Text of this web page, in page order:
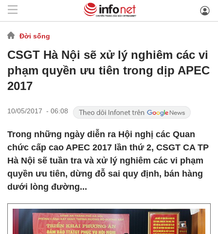
Đời sống
CSGT Hà Nội sẽ xử lý nghiêm các vi
phạm quyền ưu tiên trong dịp APEC
2017
10/05/2017 - 06:08
Trong những ngày diễn ra Hội nghị các Quan
chức cấp cao APEC 2017 lần thứ 2, CSGT CA TP
Hà Nội sẽ tuần tra và xử lý nghiêm các vi phạm
quyền ưu tiên, dừng đỗ sai quy định, bán hàng
dưới lòng đường...